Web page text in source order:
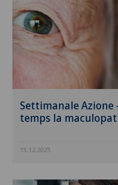
Settimanale Azione
temps la
15.12.2025